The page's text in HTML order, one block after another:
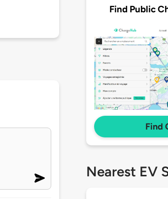
Find Public
Find
Nearest EV